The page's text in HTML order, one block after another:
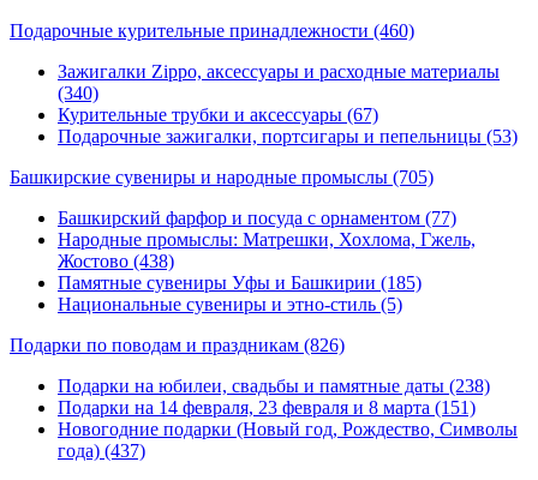
Подарочные курительные принадлежности (460)
Зажигалки Zippo, аксессуары и расходные материалы
(340)
Курительные трубки и аксессуары (67)
Подарочные зажигалки, портсигары и пепельницы (53)
Башкирские сувениры и народные промыслы (705)
Башкирский фарфор и посуда с орнаментом (77)
Народные промыслы: Матрешки, Хохлома, Гжель,
Жостово (438)
Памятные сувениры Уфы и Башкирии (185)
Национальные сувениры и этно-стиль (5)
Подарки по поводам и праздникам (826)
Подарки на юбилеи, свадьбы и памятные даты (238)
Подарки на 14 февраля, 23 февраля и 8 марта (151)
Новогодние подарки (Новый год, Рождество, Символы
года) (437)